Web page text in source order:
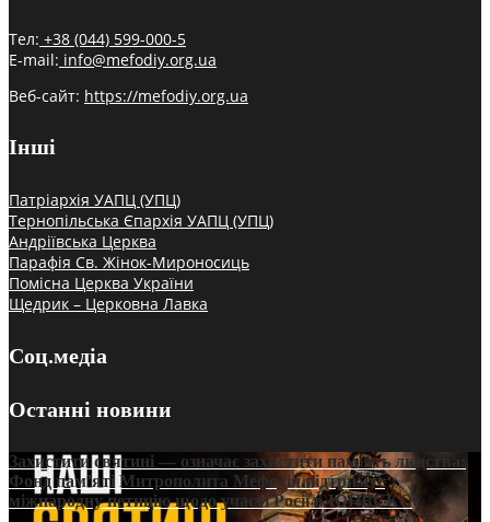
Тел: +38 (044) 599-000-5
E-mail: info@mefodiy.org.ua
Веб-сайт: https://mefodiy.org.ua
Інші
Патріархія УАПЦ (УПЦ)
Тернопільська Єпархія УАПЦ (УПЦ)
Андріївська Церква
Парафія Св. Жінок-Мироносиць
Помісна Церква України
Щедрик – Церковна Лавка
Соц.медіа
Останні новини
Захистити святині — означає захистити пам’ять людства:
Фонд пам’яті Митрополита Мефодія підтримує
міжнародну петицію щодо участі Росії в ЮНЕСКО